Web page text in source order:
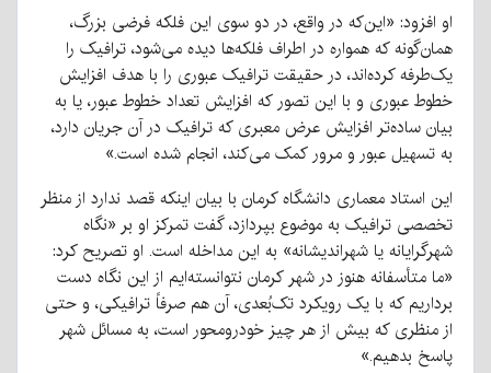
او افزود: «این‌که در واقع، در دو سوی این فلکه فرضی بزرگ،
همان‌گونه که همواره در اطراف فلکه‌ها دیده می‌شود، ترافیک را
یک‌طرفه کرده‌اند، در حقیقت ترافیک عبوری را با هدف افزایش
خطوط عبوری و با این تصور که افزایش تعداد خطوط عبور، یا به
بیان ساده‌تر افزایش عرض معبری که ترافیک در آن جریان دارد،
به تسهیل عبور و مرور کمک می‌کند، انجام شده است.»
این استاد معماری دانشگاه کرمان با بیان اینکه قصد ندارد از منظر
تخصصی ترافیک به موضوع بپردازد، گفت تمرکز او بر «نگاه
شهرگرایانه یا شهراندیشانه» به این مداخله است. او تصریح کرد:
«ما متأسفانه هنوز در شهر کرمان نتوانسته‌ایم از این نگاه دست
برداریم که با یک رویکرد تک‌بُعدی، آن هم صرفاً ترافیکی، و حتی
از منظری که بیش از هر چیز خودرومحور است، به مسائل شهر
پاسخ بدهیم.»